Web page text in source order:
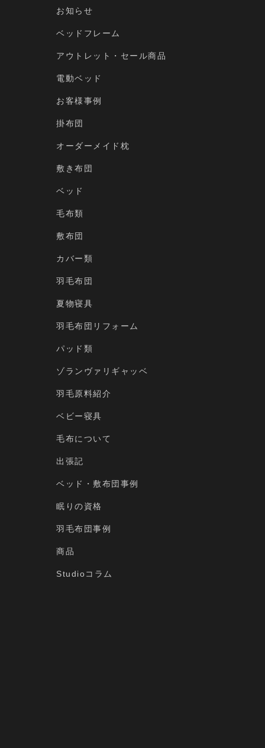
お知らせ
ベッドフレーム
アウトレット・セール商品
電動ベッド
お客様事例
掛布団
オーダーメイド枕
敷き布団
ベッド
毛布類
敷布団
カバー類
羽毛布団
夏物寝具
羽毛布団リフォーム
パッド類
ゾランヴァリギャッベ
羽毛原料紹介
ベビー寝具
毛布について
出張記
ベッド・敷布団事例
眠りの資格
羽毛布団事例
商品
Studioコラム